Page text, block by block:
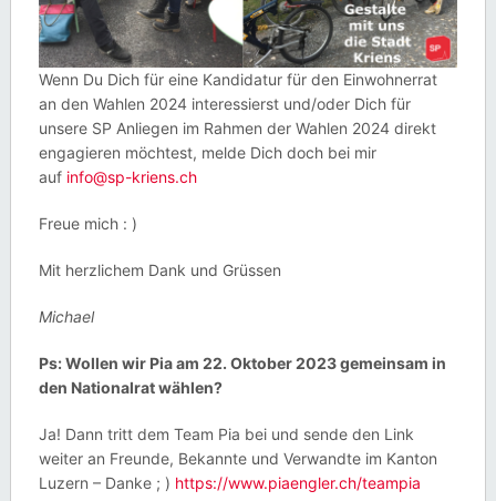
Wenn Du Dich für eine Kandidatur für den Einwohnerrat
an den Wahlen 2024 interessierst und/oder Dich für
unsere SP Anliegen im Rahmen der Wahlen 2024 direkt
engagieren möchtest, melde Dich doch bei mir
auf info@sp-kriens.ch
Freue mich : )
Mit herzlichem Dank und Grüssen
Michael
Ps: Wollen wir Pia am 22. Oktober 2023 gemeinsam in
den Nationalrat wählen?
Ja! Dann tritt dem Team Pia bei und sende den Link
weiter an Freunde, Bekannte und Verwandte im Kanton
Luzern – Danke ; ) https://www.piaengler.ch/teampia